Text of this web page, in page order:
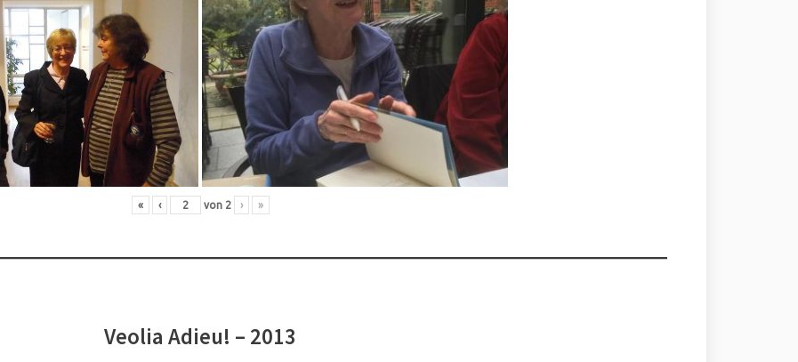
« ‹ von 2 › »
Veolia Adieu! – 2013